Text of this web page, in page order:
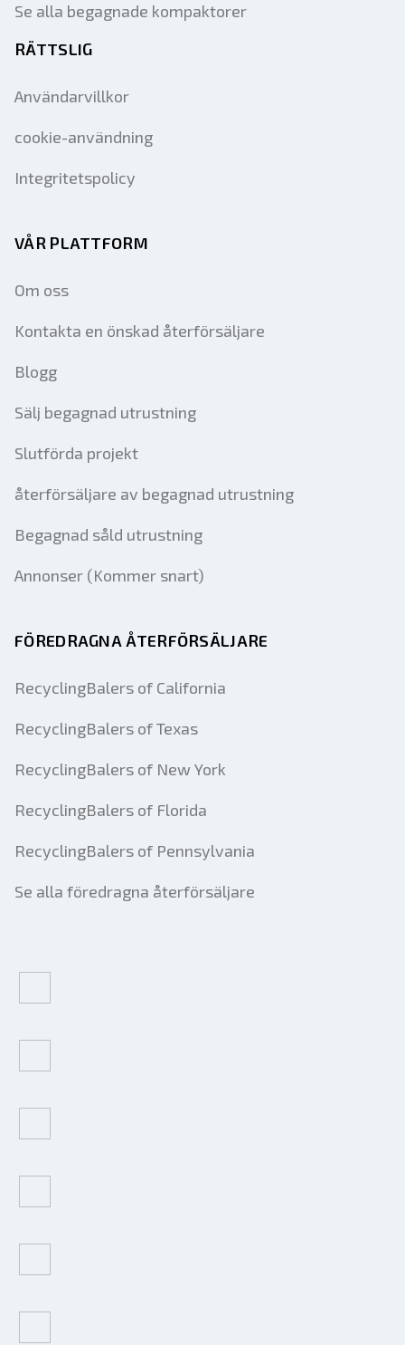
Se alla begagnade kompaktorer
RÄTTSLIG
Användarvillkor
cookie-användning
Integritetspolicy
VÅR PLATTFORM
Om oss
Kontakta en önskad återförsäljare
Blogg
Sälj begagnad utrustning
Slutförda projekt
återförsäljare av begagnad utrustning
Begagnad såld utrustning
Annonser (Kommer snart)
FÖREDRAGNA ÅTERFÖRSÄLJARE
RecyclingBalers of California
RecyclingBalers of Texas
RecyclingBalers of New York
RecyclingBalers of Florida
RecyclingBalers of Pennsylvania
Se alla föredragna återförsäljare